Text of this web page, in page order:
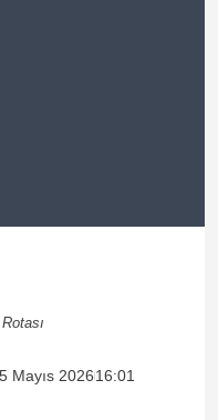
Mayıs 202616:01